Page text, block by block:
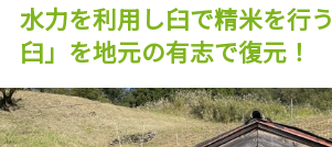
水力を利用し臼で精米を行
臼」を地元の有志で復元！